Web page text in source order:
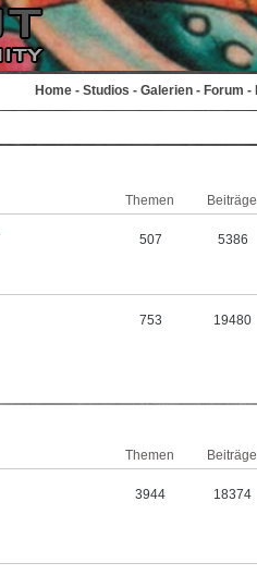
Home - Studios - Galerien - Forum -
Themen Beiträge
507 5386
753 19480
Themen Beiträge
3944 18374